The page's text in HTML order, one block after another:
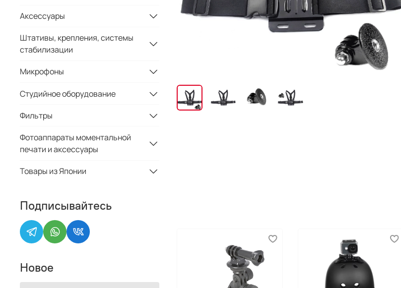
Аксессуары
Штативы, крепления, системы
стабилизации
Микрофоны
Студийное оборудование
Фильтры
Фотоаппараты моментальной
печати и аксессуары
Товары из Японии
Подписывайтесь
Новое